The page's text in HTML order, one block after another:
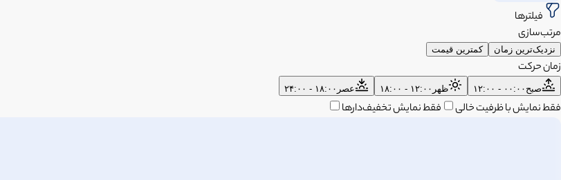
فیلترها
مرتب‌سازی
نزدیک‌ترین زمان کمترین قیمت
زمان حرکت
صبح ۰۰:۰۰ - ۱۲:۰۰ ظهر ۱۲:۰۰ - ۱۸:۰۰ عصر ۱۸:۰۰ - ۲۴:۰۰
فقط نمایش با ظرفیت خالی فقط نمایش تخفیف‌دارها